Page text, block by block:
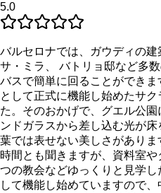
5.0
バルセロナでは、ガウディの
サ・ミラ、 バトリョ邸など多
バスで簡単に回ることができ
として正式に機能し始めたサ
た。そのおかげで、グエル公
ンドガラスから差し込む光が
葉では表せない美しさがあり
時間とも聞きますが、資料室や
つの教会などゆっくりと見学
して機能し始めていますので